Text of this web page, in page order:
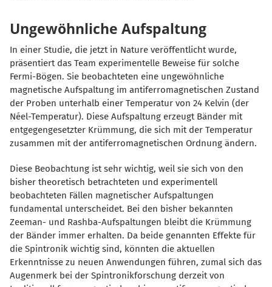
Ungewöhnliche Aufspaltung
In einer Studie, die jetzt in Nature veröffentlicht wurde,
präsentiert das Team experimentelle Beweise für solche
Fermi-Bögen. Sie beobachteten eine ungewöhnliche
magnetische Aufspaltung im antiferromagnetischen Zustand
der Proben unterhalb einer Temperatur von 24 Kelvin (der
Néel-Temperatur). Diese Aufspaltung erzeugt Bänder mit
entgegengesetzter Krümmung, die sich mit der Temperatur
zusammen mit der antiferromagnetischen Ordnung ändern.
Diese Beobachtung ist sehr wichtig, weil sie sich von den
bisher theoretisch betrachteten und experimentell
beobachteten Fällen magnetischer Aufspaltungen
fundamental unterscheidet. Bei den bisher bekannten
Zeeman- und Rashba-Aufspaltungen bleibt die Krümmung
der Bänder immer erhalten. Da beide genannten Effekte für
die Spintronik wichtig sind, könnten die aktuellen
Erkenntnisse zu neuen Anwendungen führen, zumal sich das
Augenmerk bei der Spintronikforschung derzeit von